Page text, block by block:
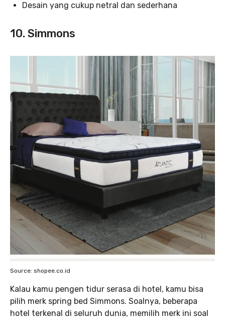
Desain yang cukup netral dan sederhana
10. Simmons
Source: shopee.co.id
Kalau kamu pengen tidur serasa di hotel, kamu bisa
pilih merk spring bed Simmons. Soalnya, beberapa
hotel terkenal di seluruh dunia, memilih merk ini soal